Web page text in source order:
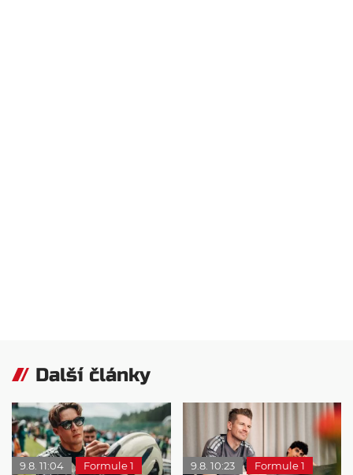
Další články
9.8. 11:04 Formule 1 9.8. 10:23 Formule 1